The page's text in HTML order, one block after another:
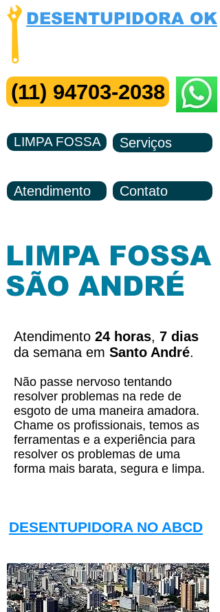
DESENTUPIDORA OK
(11) 94703-2038
LIMPA FOSSA Serviços
Atendimento Contato
LIMPA FOSSA
SÃO ANDRÉ
​Atendimento 24 horas, 7 dias
da semana em Santo André.
Não passe nervoso tentando
resolver problemas na rede de
esgoto de uma maneira amadora.
Chame os profissionais, temos as
ferramentas e a experiência para
resolver os problemas de uma
forma mais barata, segura e limpa.
DESENTUPIDORA NO ABCD